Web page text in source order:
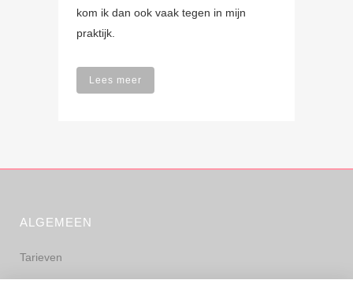
kom ik dan ook vaak tegen in mijn
praktijk.
Lees meer
ALGEMEEN
Tarieven